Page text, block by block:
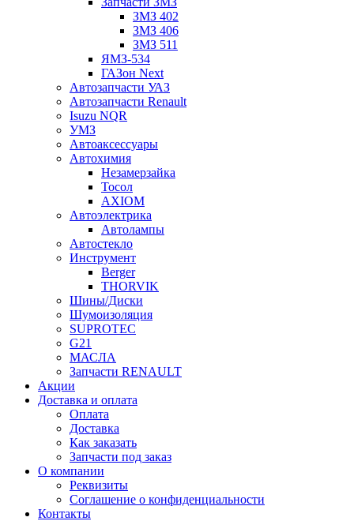
ЗМЗ 402
ЗМЗ 406
ЗМЗ 511
ЯМЗ-534
ГАЗон Next
Автозапчасти УАЗ
Автозапчасти Renault
Isuzu NQR
УМЗ
Автоаксессуары
Автохимия
Незамерзайка
Тосол
AXIOM
Автоэлектрика
Автолампы
Автостекло
Инструмент
Berger
THORVIK
Шины/Диски
Шумоизоляция
SUPROTEC
G21
МАСЛА
Запчасти RENAULT
Акции
Доставка и оплата
Оплата
Доставка
Как заказать
Запчасти под заказ
О компании
Реквизиты
Соглашение о конфиденциальности
Контакты